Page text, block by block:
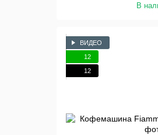
В
ВИДЕО
12
12